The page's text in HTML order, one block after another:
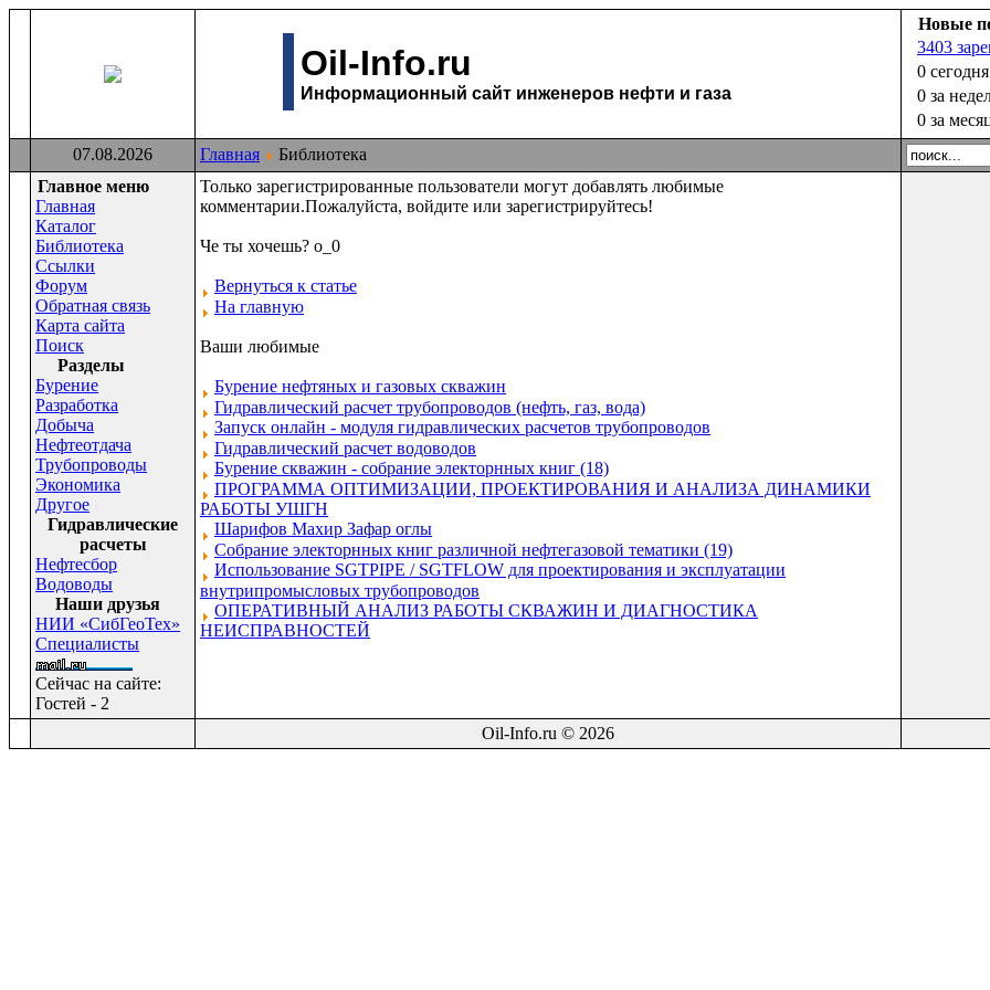
Oil-Info.ru
Информационный сайт инженеров нефти и газа
Новые
3403
0 сегодня
0 за
0 за
07.08.2026
Главная
Библиотека
Главное меню
Главная
Каталог
Библиотека
Ссылки
Форум
Обратная связь
Карта сайта
Поиск
Раздeлы
Бурение
Разработка
Добыча
Нефтеотдача
Трубопроводы
Экономика
Другое
Гидравлические
расчеты
Нефтесбор
Водоводы
Наши друзья
НИИ «СибГеоТех»
Специалисты
Сейчас на сайте:
Гостей - 2
Только зарегистрированные пользователи могут добавлять любимые
комментарии.Пожалуйста, войдите или зарегистрируйтесь!
Че ты хочешь? о_0
Вернуться к статье
На главную
Ваши любимые
Бурение нефтяных и газовых скважин
Гидравлический расчет трубопроводов (нефть, газ, вода)
Запуск онлайн - модуля гидравлических расчетов трубопроводов
Гидравлический расчет водоводов
Бурение скважин - собрание электорнных книг (18)
ПРОГРАММА ОПТИМИЗАЦИИ, ПРОЕКТИРОВАНИЯ И АНАЛИЗА ДИНАМИКИ
РАБОТЫ УШГН
Шарифов Махир Зафар оглы
Собрание электорнных книг различной нефтегазовой тематики (19)
Использование SGTPIPE / SGTFLOW для проектирования и эксплуатации
внутрипромысловых трубопроводов
ОПЕРАТИВНЫЙ АНАЛИЗ РАБОТЫ СКВАЖИН И ДИАГНОСТИКА
НЕИСПРАВНОСТЕЙ
Oil-Info.ru © 2026